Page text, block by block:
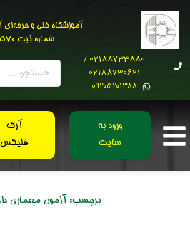
آموزشگاه فنی و حرفه‌ای
شماره ثبت 29570
02188733880 /
02188730621
0۹۲۰۵۲۰۱۳۸۸
ورود به
سایت
آرک
فلیکس
برچسب: آزمون معماری